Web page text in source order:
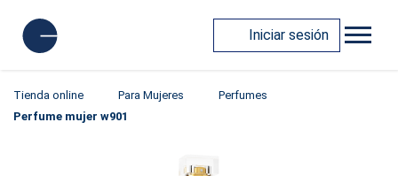
Iniciar sesión
Tienda online Para Mujeres
Perfumes
Perfume mujer w901